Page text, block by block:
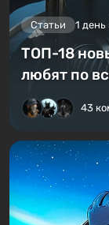
Статьи 1 день
ТОП-18
любят по
43